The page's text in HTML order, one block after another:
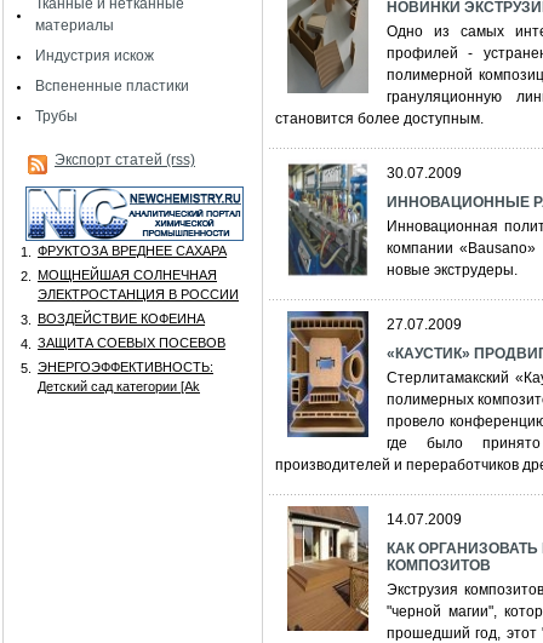
Тканные и нетканные
материалы
Индустрия искож
Вспененные пластики
Трубы
Экспорт статей (rss)
1.
ФРУКТОЗА ВРЕДНЕЕ САХАРА
2.
МОЩНЕЙШАЯ СОЛНЕЧНАЯ
ЭЛЕКТРОСТАНЦИЯ В РОССИИ
3.
ВОЗДЕЙСТВИЕ КОФЕИНА
4.
ЗАЩИТА СОЕВЫХ ПОСЕВОВ
5.
ЭНЕРГОЭФФЕКТИВНОСТЬ:
Детский сад категории [Аk
НОВИНКИ
Одно из самых
профилей -
полимерной
грануляционную
становится более доступным.
30.07.2009
ИННОВАЦИОННЫЕ
Инновационная
компании «Bausano»
новые экструдеры.
27.07.2009
«КАУСТИК»
Стерлитамакский
полимерных
провело
где было
производителей и переработчиков
14.07.2009
КАК
КОМПОЗИТОВ
Экструзия
"черной магии",
прошедший год,